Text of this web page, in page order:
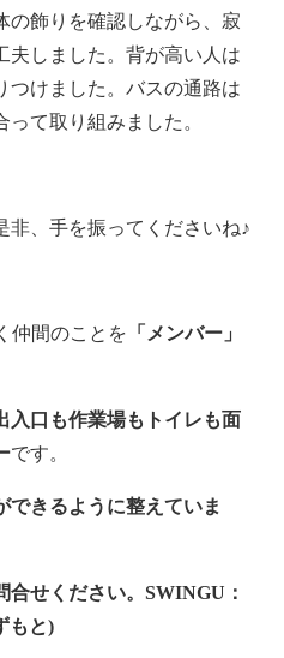
の飾りを確認しながら、寂
夫しました。背が高い人は
つけました。バスの通路は
て取り組みました。
非、手を振ってくださいね♪
仲間のことを 「メンバー」
入口も作業場もトイレも面
です。
できるように整えていま
せください。 SWINGU：
もと)